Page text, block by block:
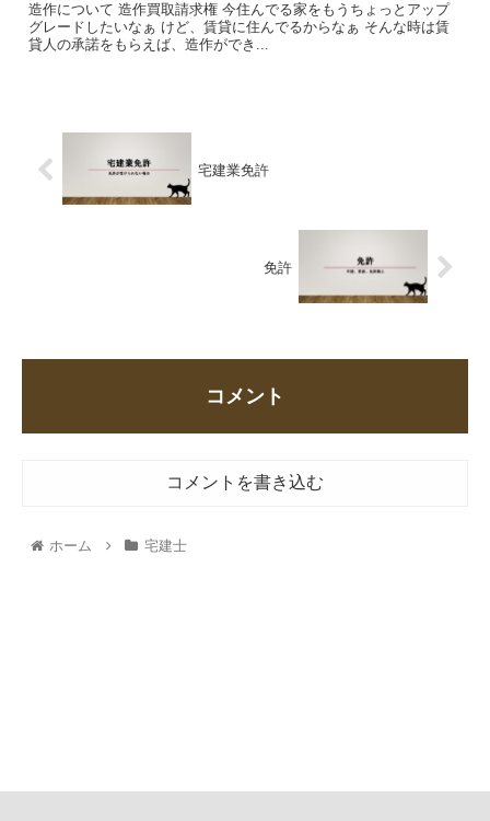
造作について 造作買取請求権 今住んでる家をもうちょっとアップ
グレードしたいなぁ けど、賃貸に住んでるからなぁ そんな時は賃
貸人の承諾をもらえば、造作ができ...
宅建業免許
免許
コメント
コメントを書き込む
ホーム 宅建士